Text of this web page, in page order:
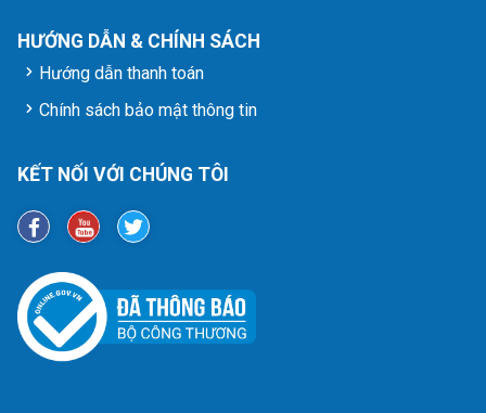
HƯỚNG DẪN & CHÍNH SÁCH
Hướng dẫn thanh toán
Chính sách bảo mật thông tin
KẾT NỐI VỚI CHÚNG TÔI